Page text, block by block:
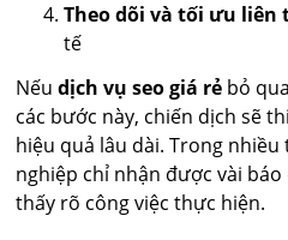
Theo dõi và tối ưu liên
tế
Nếudịch vụ seo giá rẻ bỏ
các bước này, chiến dịch sẽ
hiệu quả lâu dài. Trong
nghiệp chỉ nhận được vài
thấy rõ công việc thực hiện.